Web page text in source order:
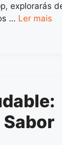
explorarás
… Ler mais
Sabor